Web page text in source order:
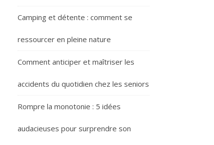
Camping et détente : comment se
ressourcer en pleine nature
Comment anticiper et maîtriser les
accidents du quotidien chez les seniors
Rompre la monotonie : 5 idées
audacieuses pour surprendre son